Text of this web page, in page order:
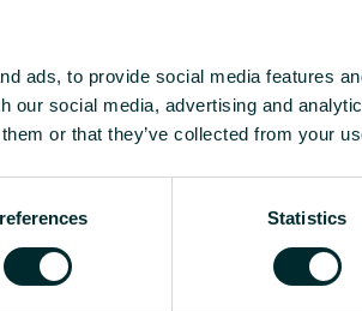
ads, to provide social media features
our social media, advertising and
or that they’ve collected from your
Statistics
- -
loppukäyttäjä, valitse